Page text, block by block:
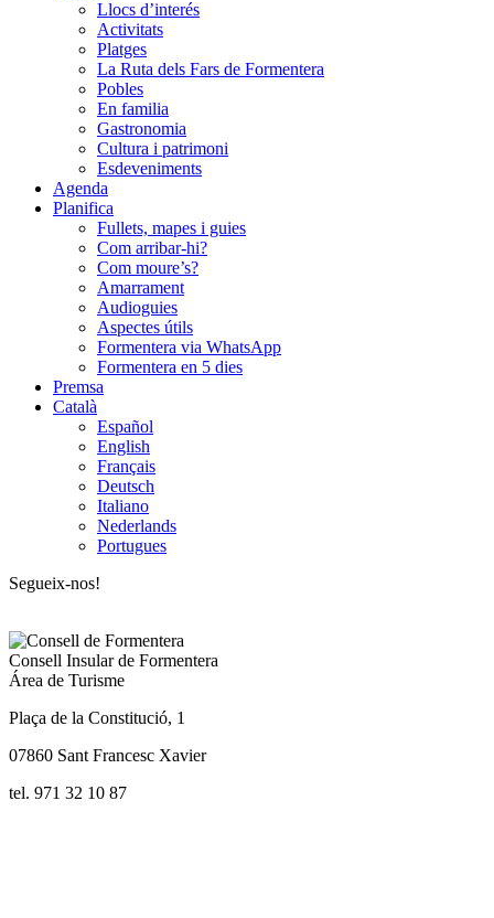
Llocs d’interés
Activitats
Platges
La Ruta dels Fars de Formentera
Pobles
En familia
Gastronomia
Cultura i patrimoni
Esdeveniments
Agenda
Planifica
Fullets, mapes i guies
Com arribar-hi?
Com moure’s?
Amarrament
Audioguies
Aspectes útils
Formentera via WhatsApp
Formentera en 5 dies
Premsa
Català
Español
English
Français
Deutsch
Italiano
Nederlands
Portugues
Segueix-nos!
Consell Insular de Formentera
Área de Turisme
Plaça de la Constitució, 1
07860 Sant Francesc Xavier
tel. 971 32 10 87